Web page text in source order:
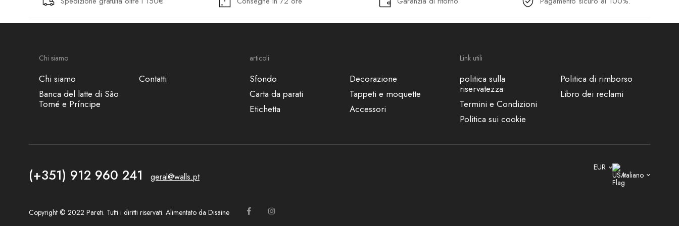
Chi siamo
Chi siamo
Banca del latte di São
Tomé e Príncipe
Contatti
articoli
Sfondo
Carta da parati
Etichetta
Decorazione
Tappeti e moquette
Accessori
Link utili
politica sulla
riservatezza
Termini e Condizioni
Politica sui cookie
Politica di rimborso
Libro dei reclami
(+351) 912 960 241 geral@walls.pt
EUR
Italiano
Copyright © 2022 Pareti. Tutti i diritti riservati. Alimentato da Disaine